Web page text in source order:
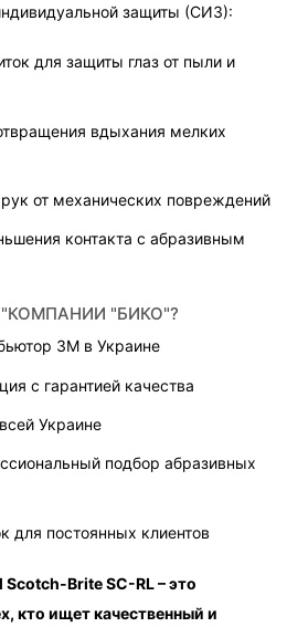
защиты (СИЗ):
для защиты глаз от пыли и
вдыхания мелких
от механических повреждений
контакта с абразивным
"КОМПАНИИ "БИКО"?
3M в Украине
с гарантией качества
Украине
подбор абразивных
для постоянных клиентов
Brite SC-RL – это
кто ищет качественный и